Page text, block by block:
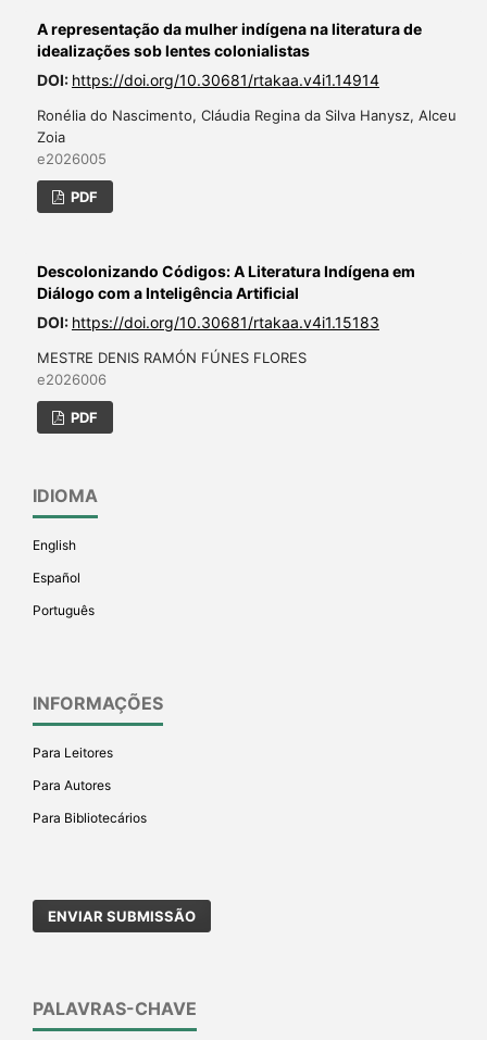
A representação da mulher indígena na literatura de
idealizações sob lentes colonialistas
DOI: https://doi.org/10.30681/rtakaa.v4i1.14914
Ronélia do Nascimento, Cláudia Regina da Silva Hanysz, Alceu
Zoia
e2026005
PDF
Descolonizando Códigos: A Literatura Indígena em
Diálogo com a Inteligência Artificial
DOI: https://doi.org/10.30681/rtakaa.v4i1.15183
MESTRE DENIS RAMÓN FÚNES FLORES
e2026006
PDF
IDIOMA
English
Español
Português
INFORMAÇÕES
Para Leitores
Para Autores
Para Bibliotecários
ENVIAR SUBMISSÃO
PALAVRAS-CHAVE